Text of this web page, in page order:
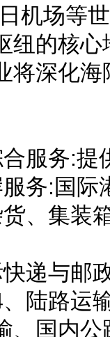
机场等
纽的核
将深化
服务:
务:国
、集装
递与邮
陆路运
、国内